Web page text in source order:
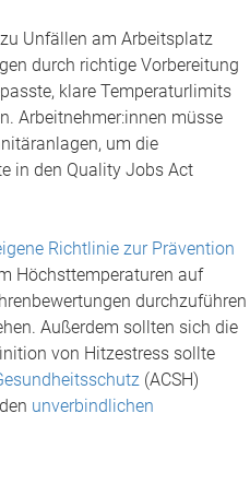
Unfällen am Arbeitsplatz
durch richtige Vorbereitung
klare Temperaturlimits
Arbeitnehmer:innen müsse
um die
in den Quality Jobs Act
Richtlinie zur Prävention
Höchsttemperaturen auf
durchzuführen
Außerdem sollten sich die
von Hitzestress sollte
(ACSH)
unverbindlichen